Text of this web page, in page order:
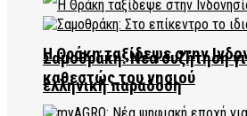
Η Θράκη ταξίδεψε στην
ελληνική παράδοση
Σαμοθράκη: Νέα συζήτηση
καθεστώς του νησιού